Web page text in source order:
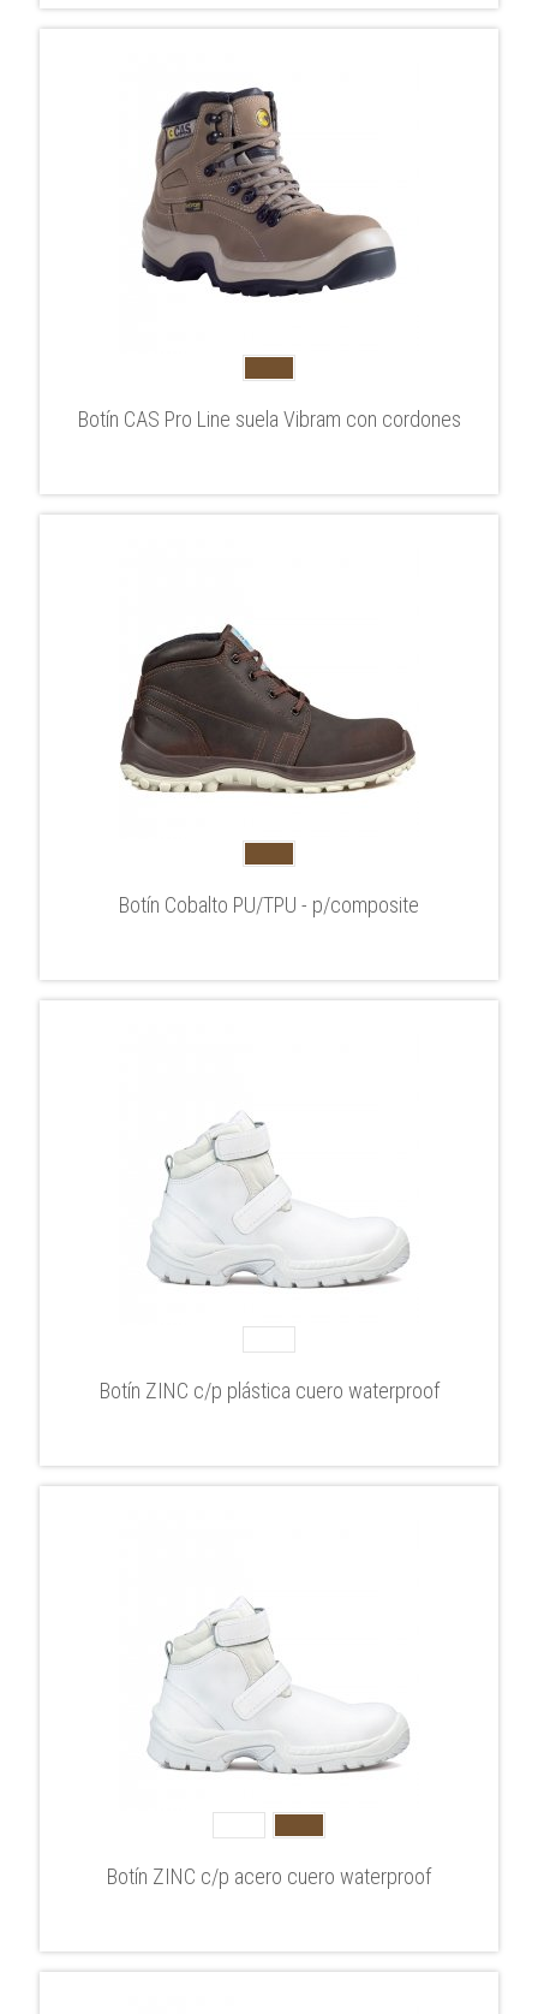
Botín CAS Pro Line suela Vibram con cordones
Botín Cobalto PU/TPU - p/composite
Botín ZINC c/p plástica cuero waterproof
Botín ZINC c/p acero cuero waterproof